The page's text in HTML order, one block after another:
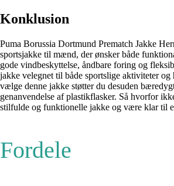
Konklusion
Puma Borussia Dortmund Prematch Jakke
sportsjakke til mænd, der ønsker både
gode vindbeskyttelse, åndbare foring og
jakke velegnet til både sportslige aktiviteter og
vælge denne jakke støtter du desuden
genanvendelse af plastikflasker. Så hvorfor
stilfulde og funktionelle jakke og være klar til
Fordele